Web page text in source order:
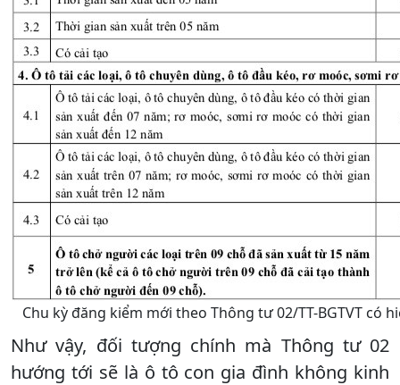
Chu kỳ đăng kiểm mới theo Thông tư 02/TT-BGTVT có
Như vậy, đối tượng chính mà Thông tư 02
hướng tới sẽ là ô tô con gia đình không kinh